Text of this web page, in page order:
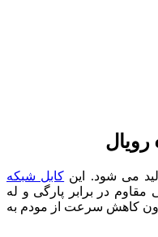
کابل شبکه
در برابر پارگی و له
کاهش سرعت از مودم به